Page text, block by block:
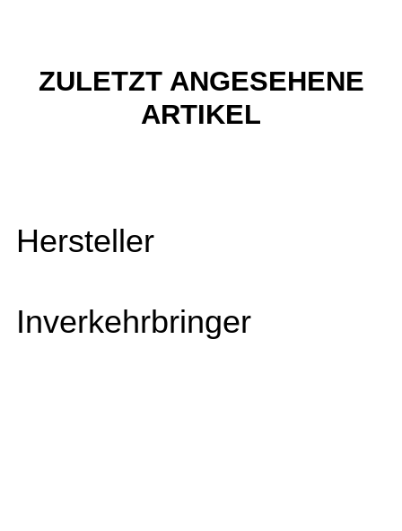
ZULETZT ANGESEHENE
ARTIKEL
Hersteller
Inverkehrbringer